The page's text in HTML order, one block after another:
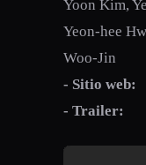
Yoon Kim,
Yeon-hee
Woo-Jin
- Sitio web:
- Trailer: